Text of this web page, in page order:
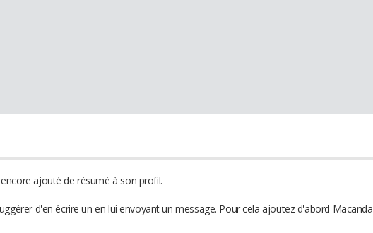
ajouté de résumé à son profil.
d'en écrire un en lui envoyant un message. Pour cela ajoutez d'abord Macanda